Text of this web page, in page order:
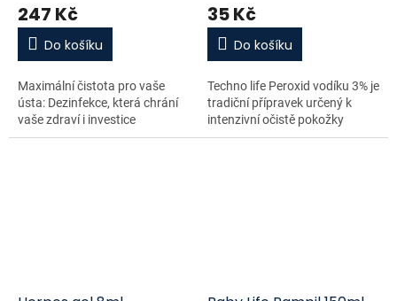
247 Kč
Do košíku
Maximální čistota pro vaše
ústa: Dezinfekce, která chrání
vaše zdraví i investice
35 Kč
Do košíku
Techno life Peroxid vodíku 3% je
tradiční přípravek určený k
intenzivní očistě pokožky